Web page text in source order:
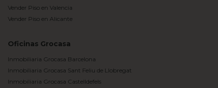
Vender Piso en Valencia
Vender Piso en Alicante
Oficinas Grocasa
Inmobiliaria Grocasa Barcelona
Inmobiliaria Grocasa Sant Feliu de Llobregat
Inmobiliaria Grocasa Castelldefels